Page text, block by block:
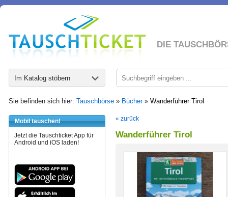
DIE
Im Katalog stöbern
Sie befinden sich hier: Tauschbörse » Bücher» Wanderführer Tirol
Mobil tauschen!
Jetzt die Tauschticket App für
Android und iOS laden!
« zurück
Wanderführer Tirol